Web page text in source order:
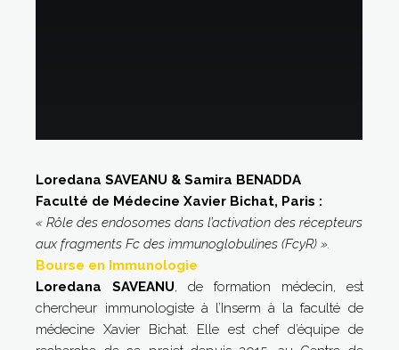
Loredana SAVEANU & Samira BENADDA
Faculté de Médecine Xavier Bichat, Paris :
« Rôle des endosomes dans l’activation des récepteurs
aux fragments Fc des immunoglobulines (FcyR) ».
Bourse en Immunologie
Loredana SAVEANU, de formation médecin, est
chercheur immunologiste à l’Inserm à la faculté de
médecine Xavier Bichat. Elle est chef d’équipe de